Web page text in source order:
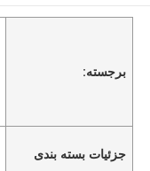
برجسته:
جزئیات بسته بندی